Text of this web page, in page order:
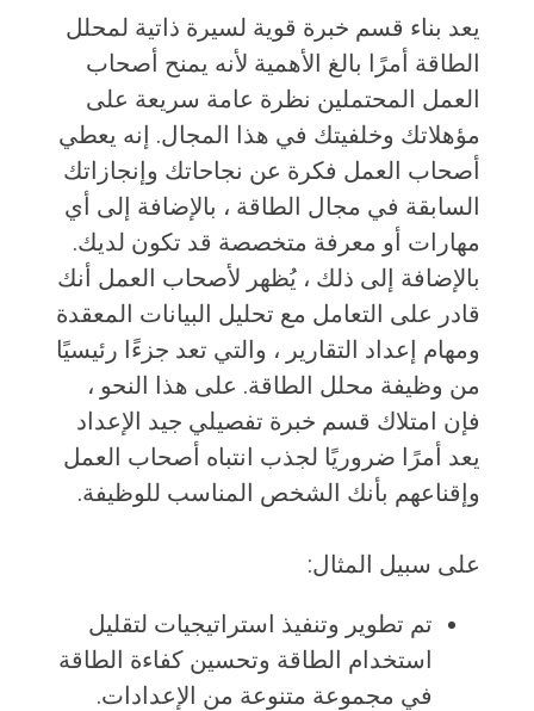
يعد بناء قسم خبرة قوية لسيرة ذاتية لمحلل
الطاقة أمرًا بالغ الأهمية لأنه يمنح أصحاب
العمل المحتملين نظرة عامة سريعة على
مؤهلاتك وخلفيتك في هذا المجال. إنه يعطي
أصحاب العمل فكرة عن نجاحاتك وإنجازاتك
السابقة في مجال الطاقة ، بالإضافة إلى أي
مهارات أو معرفة متخصصة قد تكون لديك.
بالإضافة إلى ذلك ، يُظهر لأصحاب العمل أنك
قادر على التعامل مع تحليل البيانات المعقدة
ومهام إعداد التقارير ، والتي تعد جزءًا رئيسيًا
من وظيفة محلل الطاقة. على هذا النحو ،
فإن امتلاك قسم خبرة تفصيلي جيد الإعداد
يعد أمرًا ضروريًا لجذب انتباه أصحاب العمل
وإقناعهم بأنك الشخص المناسب للوظيفة.
على سبيل المثال:
تم تطوير وتنفيذ استراتيجيات لتقليل
استخدام الطاقة وتحسين كفاءة الطاقة
في مجموعة متنوعة من الإعدادات.